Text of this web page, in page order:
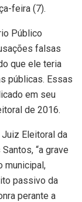
feira (7).
Público
falsas
que ele teria
públicas. Essas
em seu
de 2016.
Eleitoral da
“a grave
municipal,
passivo da
perante a